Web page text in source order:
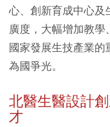
心、創新育成中心及
廣度，大幅增加教
國家發展生技產業的
為國爭光。
北醫生醫設計
才